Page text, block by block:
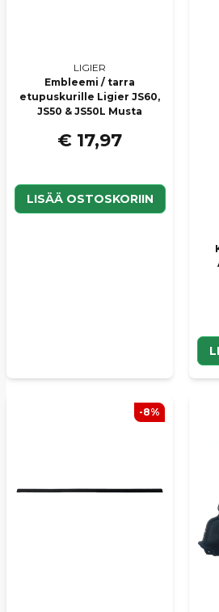
LIGIER
Embleemi / tarra
etupuskurille Ligier JS60,
JS50 & JS50L Musta
€ 17,97
LISÄÄ OSTOSKORIIN
-8%